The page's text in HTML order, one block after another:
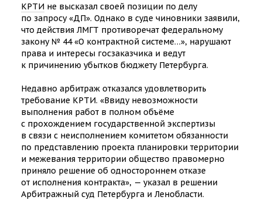
КРТИне высказал своей позиции по делу
по запросу «ДП». Однако в суде чиновники заявили,
что действия ЛМГТ противоречат федеральному
закону № 44 «О контрактной системе…», нарушают
права и интересы госзаказчика и ведут
к причинению убытков бюджету Петербурга.
Недавно арбитраж отказался удовлетворить
требование КРТИ. «Ввиду невозможности
выполнения работ в полном объёме
с прохождением государственной экспертизы
в связи с неисполнением комитетом обязанности
по представлению проекта планировки территории
и межевания территории общество правомерно
приняло решение об одностороннем отказе
от исполнения контракта», — указал в решении
Арбитражный суд Петербурга и Ленобласти.